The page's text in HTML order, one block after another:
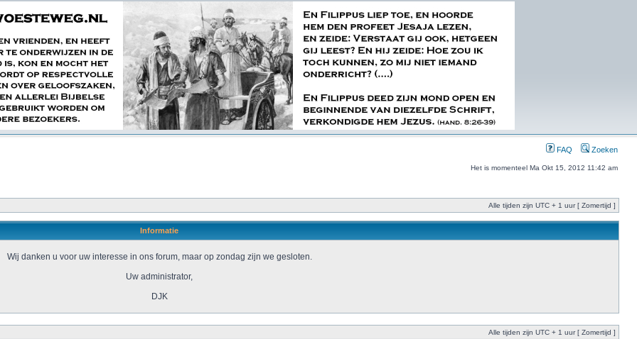
FAQ Zoeken
Het is momenteel Ma Okt 15, 2012 11:42 am
Alle tijden zijn UTC + 1 uur [ Zomertijd ]
Informatie
Wij danken u voor uw interesse in ons forum, maar op zondag zijn we gesloten.
Uw administrator,
DJK
Alle tijden zijn UTC + 1 uur [ Zomertijd ]